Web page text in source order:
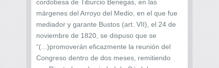
cordobesa de Tiburcio Benegas, en las
márgenes del Arroyo del Medio, en el que fue
mediador y garante Bustos (art. VII), el 24 de
noviembre de 1820, se dispuso que se
“(...)promoverán eficazmente la reunión del
Congreso dentro de dos meses, remitiendo